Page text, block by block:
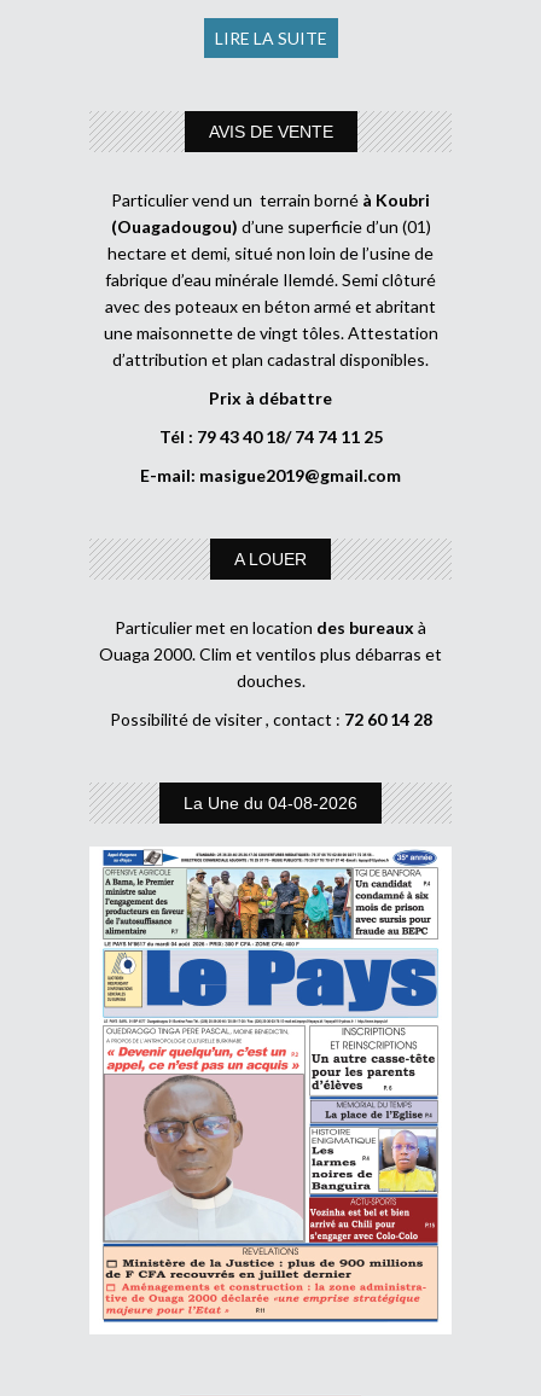
LIRE LA SUITE
AVIS DE VENTE
Particulier vend un terrain borné à Koubri
(Ouagadougou) d’une superficie d’un (01)
hectare et demi, situé non loin de l’usine de
fabrique d’eau minérale Ilemdé. Semi clôturé
avec des poteaux en béton armé et abritant
une maisonnette de vingt tôles. Attestation
d’attribution et plan cadastral disponibles.
Prix à débattre
Tél : 79 43 40 18/ 74 74 11 25
E-mail: masigue2019@gmail.com
A LOUER
Particulier met en location des bureaux à
Ouaga 2000. Clim et ventilos plus débarras et
douches.
Possibilité de visiter , contact : 72 60 14 28
La Une du 04-08-2026